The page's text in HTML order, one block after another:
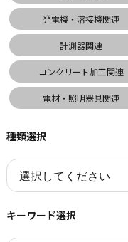
発電機・溶接機関連
計測器関連
コンクリート加工関連
電材・照明器具関連
種類選択
キーワード選択